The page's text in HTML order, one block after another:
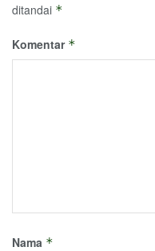
ditandai *
Komentar *
Nama *